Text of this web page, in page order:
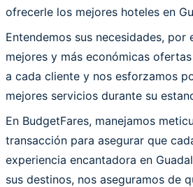
ofrecerle los mejores hoteles en
Entendemos sus necesidades, por
mejores y más económicas
a cada cliente y nos esforzamos
mejores servicios durante su
En BudgetFares, manejamos
transacción para asegurar que
experiencia encantadora en
sus destinos, nos aseguramos de